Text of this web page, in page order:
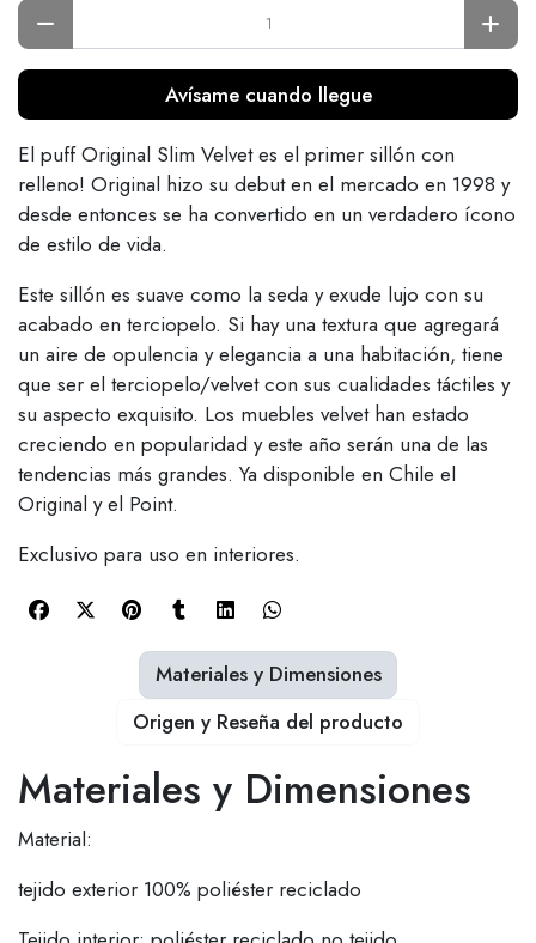
Avísame cuando llegue
El puff Original Slim Velvet es el primer sillón con
relleno! Original hizo su debut en el mercado en 1998 y
desde entonces se ha convertido en un verdadero ícono
de estilo de vida.
Este sillón es suave como la seda y exude lujo con su
acabado en terciopelo. Si hay una textura que agregará
un aire de opulencia y elegancia a una habitación, tiene
que ser el terciopelo/velvet con sus cualidades táctiles y
su aspecto exquisito. Los muebles velvet han estado
creciendo en popularidad y este año serán una de las
tendencias más grandes. Ya disponible en Chile el
Original y el Point.
Exclusivo para uso en interiores.
Materiales y Dimensiones
Material:
tejido exterior 100% poliéster reciclado
Materiales y Dimensiones
Origen y Reseña del producto